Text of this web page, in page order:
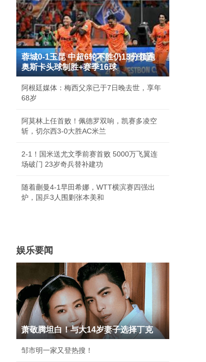
蓉城0-1玉昆 中超6轮不胜仍13分领跑
奥斯卡头球制胜+赛季16球
阿根廷媒体：梅西父亲已于7日晚去世，享年
68岁
阿莫林上任首败！佩德罗双响，凯赛多凌空
斩，切尔西3-0大胜AC米兰
2-1！国米送尤文季前赛首败 5000万飞翼连
场破门 23岁奇兵替补建功
随着蒯曼4-1早田希娜，WTT横滨赛四强出
炉，国乒3人围剿张本美和
娱乐要闻
萧敬腾坦白！与大14岁妻子选择丁克
邹市明一家又登热搜！